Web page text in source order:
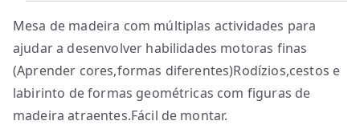
Mesa de madeira com múltiplas actividades para
ajudar a desenvolver habilidades motoras finas
(Aprender cores,formas diferentes)Rodízios,cestos e
labirinto de formas geométricas com figuras de
madeira atraentes.Fácil de montar.